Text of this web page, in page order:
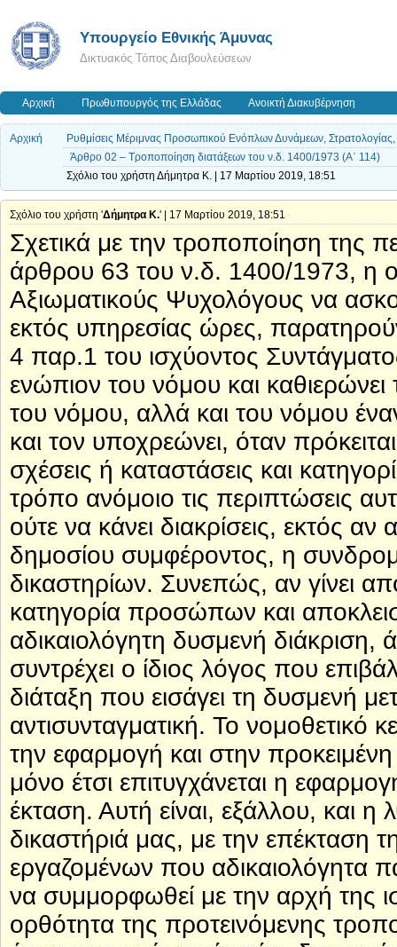
Υπουργείο Εθνικής Άμυνας
Δικτυακός Τόπος Διαβουλεύσεων
Αρχική Πρωθυπουργός της Ελλάδας Ανοικτή Διακυβέρνηση
Αρχική
Ρυθμίσεις Μέριμνας Προσωπικού Ενόπλων Δυνάμεων, Στρατολογίας,
Άρθρο 02 – Τροποποίηση διατάξεων του ν.δ. 1400/1973 (Α΄ 114)
Σχόλιο του χρήστη Δήμητρα Κ. | 17 Μαρτίου 2019, 18:51
Σχόλιο του χρήστη 'Δήμητρα Κ.' | 17 Μαρτίου 2019, 18:51
Σχετικά με την τροποποίηση της
άρθρου 63 του ν.δ. 1400/1973, η
Αξιωματικούς Ψυχολόγους να
εκτός υπηρεσίας ώρες,
4 παρ.1 του ισχύοντος
ενώπιον του νόμου και
του νόμου, αλλά και του νόμου
και τον υποχρεώνει, όταν
σχέσεις ή καταστάσεις και
τρόπο ανόμοιο τις περιπτώσεις
ούτε να κάνει διακρίσεις, εκτός
δημοσίου συμφέροντος, η
δικαστηρίων. Συνεπώς, αν γίνει
κατηγορία προσώπων και
αδικαιολόγητη δυσμενή
συντρέχει ο ίδιος λόγος που
διάταξη που εισάγει τη δυσμενή
αντισυνταγματική. Το νομοθετικό
την εφαρμογή και στην
μόνο έτσι επιτυγχάνεται η
έκταση. Αυτή είναι, εξάλλου, και
δικαστήριά μας, με την επέκταση
εργαζομένων που αδικαιολόγητα
να συμμορφωθεί με την αρχή της
ορθότητα της προτεινόμενης